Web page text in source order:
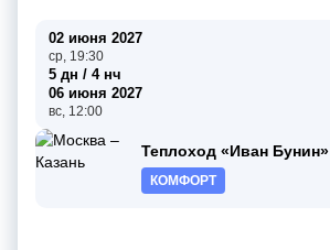
02 июня 2027
ср, 19:30
5 дн / 4 нч
06 июня 2027
вс, 12:00
Теплоход «Иван Бунин»
КОМФОРТ